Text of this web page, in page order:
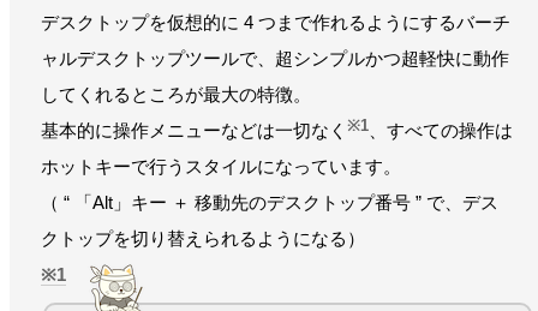
デスクトップを仮想的に 4 つまで作れるようにするバーチ
ャルデスクトップツールで、超シンプルかつ超軽快に動作
してくれるところが最大の特徴。
基本的に操作メニューなどは一切なく ※1 、すべての操作は
ホットキーで行うスタイルになっています。
（ “ 「Alt」キー ＋ 移動先のデスクトップ番号 ” で、デス
クトップを切り替えられるようになる）
1